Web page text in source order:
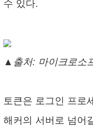
수 있다.
▲출처: 마이크로소
토큰은 로그인 프로
해커의 서버로 넘어